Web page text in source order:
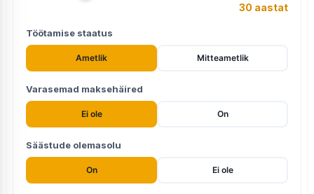
30 aastat
Töötamise staatus
Ametlik Mitteametlik
Varasemad maksehäired
Ei ole On
Säästude olemasolu
On Ei ole